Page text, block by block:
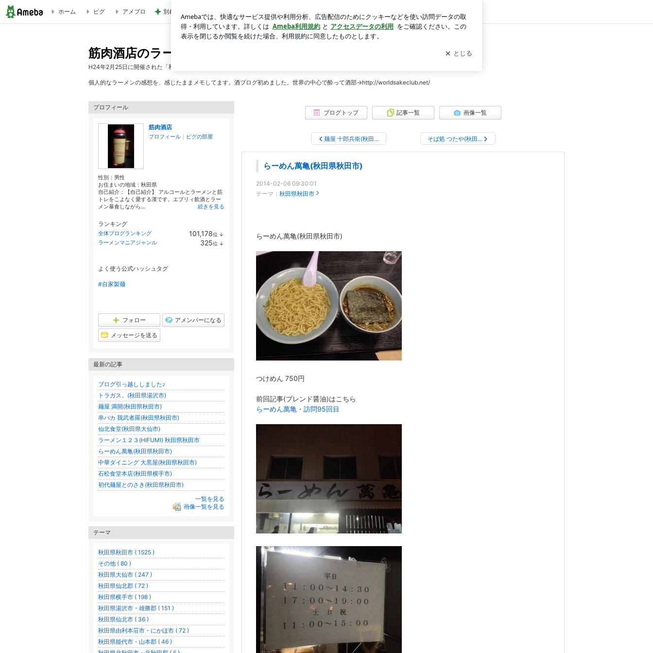
らーめん萬亀(秋田県秋田市) | 筋肉酒店のラーメン食ったら上げマッスル！
ホーム ピグ アメブロ 別れ際にまた明日ねと言っていた子 ログイン
筋肉酒店のラーメン食ったら上げマッスル！
H24年2月25日に開催された「秋田ラーメン同好会」の参加をきっかけに、完全放置だったアメブロをラーメンに特化して復活！
個人的なラーメンの感想を、感じたままメモしてます。酒ブログ初めました。世界の中心で酔って酒部→http://worldsakeclub.net/
ブログトップ 記事一覧 画像一覧
麺屋 十郎兵衛(秋田… そば処 つたや(秋田…
らーめん萬亀(秋田県秋田市)
2014-02-06 09:30:01
テーマ： 秋田県秋田市
らーめん萬亀(秋田県秋田市)
つけめん 750円
前回記事(ブレンド醤油)はこちら
らーめん萬亀・訪問95回目
プロフィール
筋肉酒店
プロフィール ｜ ピグの部屋
性別： 男性
お住まいの地域： 秋田県
自己紹介：【自己紹介】 アルコールとラーメンと筋
トレをこよなく愛する漢です。エブリィ飲酒とラー
メン暴食しながら...
続きを見る
ランキング
全体ブログランキング 101,178位 ↓
ラーメンマニアジャンル 325位 ↓
よく使う公式ハッシュタグ
#自家製麺
フォロー アメンバーになる
メッセージを送る
最新の記事
ブログ引っ越ししました♪
トラガス。(秋田県湯沢市)
麺屋 満開(秋田県秋田市)
串バカ 我武者羅(秋田県秋田市)
仙北食堂(秋田県大仙市)
ラーメン１２３(HIFUMI) 秋田県秋田市
らーめん萬亀(秋田県秋田市)
中華ダイニング 大黒屋(秋田県秋田市)
石松食堂本店(秋田県横手市)
初代麺屋とのさき(秋田県秋田市)
一覧を見る
画像一覧を見る
テーマ
秋田県秋田市 ( 1525 )
その他 ( 80 )
秋田県大仙市 ( 247 )
秋田県仙北郡 ( 72 )
秋田県横手市 ( 198 )
秋田県湯沢市・雄勝郡 ( 151 )
秋田県仙北市 ( 36 )
秋田県由利本荘市・にかほ市 ( 72 )
秋田県能代市・山本郡 ( 46 )